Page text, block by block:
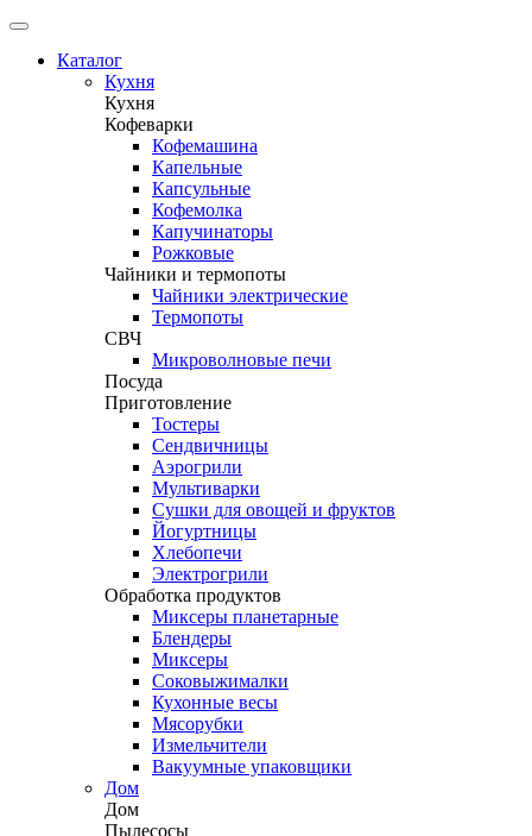
Каталог
Кухня
Кухня
Кофеварки
Кофемашина
Капельные
Капсульные
Кофемолка
Капучинаторы
Рожковые
Чайники и термопоты
Чайники электрические
Термопоты
СВЧ
Микроволновые печи
Посуда
Приготовление
Тостеры
Сендвичницы
Аэрогрили
Мультиварки
Сушки для овощей и фруктов
Йогуртницы
Хлебопечи
Электрогрили
Обработка продуктов
Миксеры планетарные
Блендеры
Миксеры
Соковыжималки
Кухонные весы
Мясорубки
Измельчители
Вакуумные упаковщики
Дом
Дом
Пылесосы